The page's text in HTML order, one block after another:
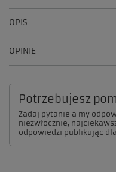
OPIS
OPINIE
Potrzebujesz
Zadaj pytanie a my
niezwłocznie,
odpowiedzi publikując